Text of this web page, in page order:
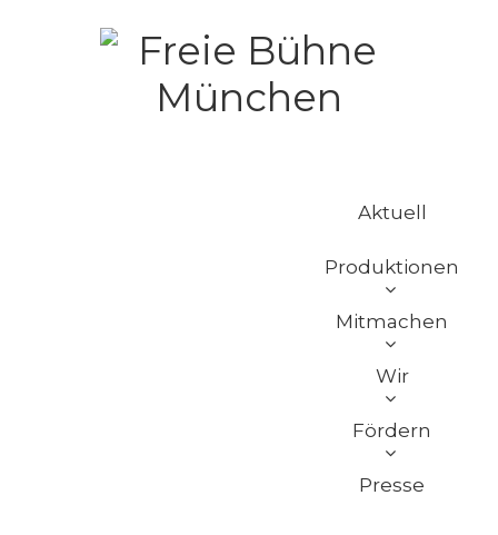
Aktuell
Produktionen
Mitmachen
Wir
Fördern
Presse